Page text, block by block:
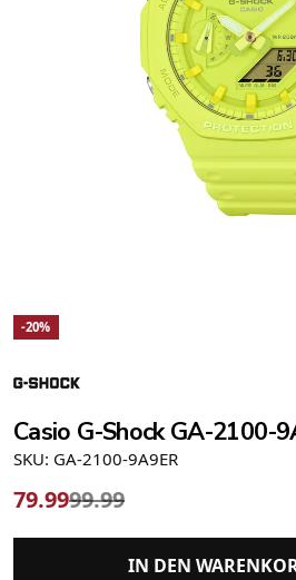
-20%
Casio G-Shock GA-2100-
SKU: GA-2100-9A9ER
79.9999.99
IN DEN